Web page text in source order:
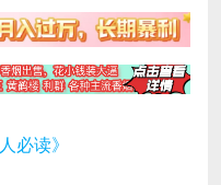
必读》